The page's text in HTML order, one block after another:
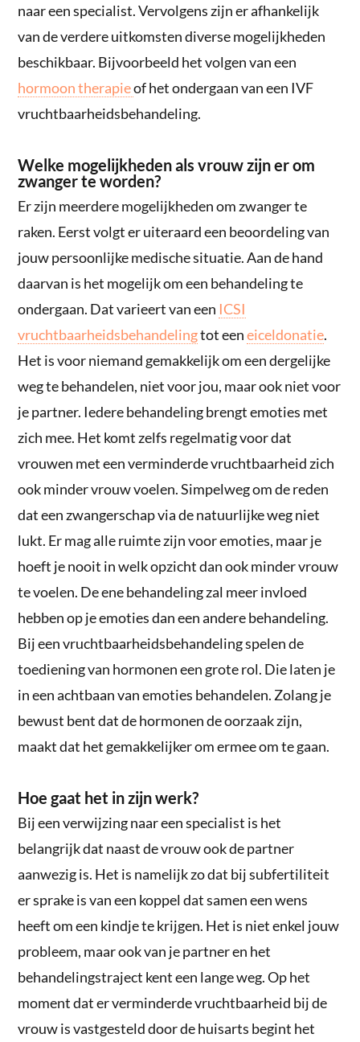
naar een specialist. Vervolgens zijn er afhankelijk
van de verdere uitkomsten diverse mogelijkheden
beschikbaar. Bijvoorbeeld het volgen van een
hormoon therapieof het ondergaan van een IVF
vruchtbaarheidsbehandeling.
Welke mogelijkheden als vrouw zijn er om
zwanger te worden?
Er zijn meerdere mogelijkheden om zwanger te
raken. Eerst volgt er uiteraard een beoordeling van
jouw persoonlijke medische situatie. Aan de hand
daarvan is het mogelijk om een behandeling te
ondergaan. Dat varieert van een ICSI
vruchtbaarheidsbehandelingtot eeneiceldonatie.
Het is voor niemand gemakkelijk om een dergelijke
weg te behandelen, niet voor jou, maar ook niet voor
je partner. Iedere behandeling brengt emoties met
zich mee. Het komt zelfs regelmatig voor dat
vrouwen met een verminderde vruchtbaarheid zich
ook minder vrouw voelen. Simpelweg om de reden
dat een zwangerschap via de natuurlijke weg niet
lukt. Er mag alle ruimte zijn voor emoties, maar je
hoeft je nooit in welk opzicht dan ook minder vrouw
te voelen. De ene behandeling zal meer invloed
hebben op je emoties dan een andere behandeling.
Bij een vruchtbaarheidsbehandeling spelen de
toediening van hormonen een grote rol. Die laten je
in een achtbaan van emoties behandelen. Zolang je
bewust bent dat de hormonen de oorzaak zijn,
maakt dat het gemakkelijker om ermee om te gaan.
Hoe gaat het in zijn werk?
Bij een verwijzing naar een specialist is het
belangrijk dat naast de vrouw ook de partner
aanwezig is. Het is namelijk zo dat bij subfertiliteit
er sprake is van een koppel dat samen een wens
heeft om een kindje te krijgen. Het is niet enkel jouw
probleem, maar ook van je partner en het
behandelingstraject kent een lange weg. Op het
moment dat er verminderde vruchtbaarheid bij de
vrouw is vastgesteld door de huisarts begint het